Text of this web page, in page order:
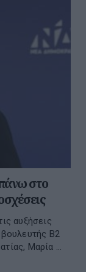
στο
αυξήσεις
Β2
Μαρία ...